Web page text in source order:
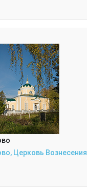
Церковь Вознесения